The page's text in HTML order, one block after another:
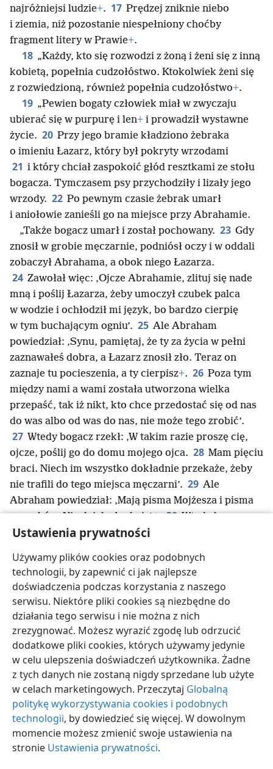
Ustawienia prywatności
Używamy plików cookies oraz podobnych
technologii, by zapewnić ci jak najlepsze
doświadczenia podczas korzystania z naszego
serwisu. Niektóre pliki cookies są niezbędne do
działania tego serwisu i nie można z nich
zrezygnować. Możesz wyrazić zgodę lub odrzucić
dodatkowe pliki cookies, których używamy jedynie
w celu ulepszenia doświadczeń użytkownika. Żadne
z tych danych nie zostaną nigdy sprzedane lub użyte
w celach marketingowych. Przeczytaj Globalną
politykę wykorzystywania cookies i podobnych
technologii, by dowiedzieć się więcej. W dowolnym
momencie możesz zmienić swoje ustawienia na
stronie Ustawienia prywatności.
najróżniejsi ludzie+. 17 Prędzej zniknie niebo
i ziemia, niż pozostanie niespełniony choćby
fragment litery w Prawie+.
18 „Każdy, kto się rozwodzi z żoną i żeni się z inną
kobietą, popełnia cudzołóstwo. Ktokolwiek żeni się
z rozwiedzioną, również popełnia cudzołóstwo+.
19 „Pewien bogaty człowiek miał w zwyczaju
ubierać się w purpurę i len+ i prowadził wystawne
życie. 20 Przy jego bramie kładziono żebraka
o imieniu Łazarz, który był pokryty wrzodami
21 i który chciał zaspokoić głód resztkami ze stołu
bogacza. Tymczasem psy przychodziły i lizały jego
wrzody. 22 Po pewnym czasie żebrak umarł
i aniołowie zanieśli go na miejsce przy Abrahamie.
„Także bogacz umarł i został pochowany. 23 Gdy
znosił w grobie męczarnie, podniósł oczy i w oddali
zobaczył Abrahama, a obok niego Łazarza.
24 Zawołał więc: ‚Ojcze Abrahamie, zlituj się nade
mną i poślij Łazarza, żeby umoczył czubek palca
w wodzie i ochłodził mi język, bo bardzo cierpię
w tym buchającym ogniu’. 25 Ale Abraham
powiedział: ‚Synu, pamiętaj, że ty za życia w pełni
zaznawałeś dobra, a Łazarz znosił zło. Teraz on
zaznaje tu pocieszenia, a ty cierpisz+. 26 Poza tym
między nami a wami została utworzona wielka
przepaść, tak iż nikt, kto chce przedostać się od nas
do was albo od was do nas, nie może tego zrobić’.
27 Wtedy bogacz rzekł: ‚W takim razie proszę cię,
ojcze, poślij go do domu mojego ojca. 28 Mam pięciu
braci. Niech im wszystko dokładnie przekaże, żeby
nie trafili do tego miejsca męczarni’. 29 Ale
Abraham powiedział: ‚Mają pisma Mojżesza i pisma
proroków. Niech ich słuchają’+. 30 Wtedy bogacz
odrzekł: ‚Ojcze Abrahamie, nie posłuchają ich. Ale
skruchę’. 31 Na to on mu odparł: ‚Jeśli nie słuchają
pism Mojżesza
ani pism proroków, to nie dadzą się
przekonać, choćby ktoś powstał z martwych’”.
polski Udostępnij Ustawienia
Copyright© 2026 Watch Tower Bible and Tract Society of Pennsylvania
Warunki użytkowania Polityka prywatności
Ustawienia prywatności
JW.ORG
Zaloguj